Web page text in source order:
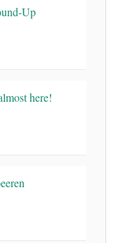
Up
here!